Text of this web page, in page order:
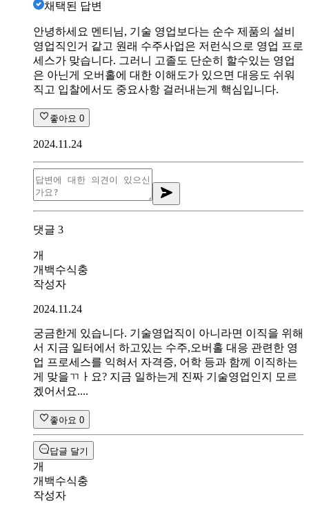
채택된 답변
안녕하세요 멘티님, 기술 영업보다는 순수 제품의 설비
영업직인거 같고 원래 수주사업은 저런식으로 영업 프로
세스가 맞습니다. 그러니 고졸도 단순히 할수있는 영업
은 아닌게 오버홀에 대한 이해도가 있으면 대응도 쉬워
직고 입찰에서도 중요사항 걸러내는게 핵심입니다.
좋아요 0
2024.11.24
댓글 3
개
개백수식충
작성자
2024.11.24
궁금한게 있습니다. 기술영업직이 아니라면 이직을 위해
서 지금 일터에서 하고있는 수주,오버홀 대응 관련한 영
업 프로세스를 익혀서 자격증, 어학 등과 함께 이직하는
게 맞을ㄲㅏ요? 지금 일하는게 진짜 기술영업인지 모르
겠어서요....
좋아요 0
답글 달기
개
개백수식충
작성자